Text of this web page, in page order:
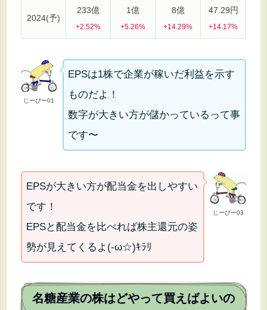
2024(予)
233億
+2.52%
1億
+5.26%
8億
+14.29%
47.29円
+14.17%
じーぴー01
EPSは1株で企業が稼いだ利益を示す
ものだよ！
数字が大きい方が儲かっているって事
です〜
じーぴー03
EPSが大きい方が配当金を出しやすい
です！
EPSと配当金を比べれば株主還元の姿
勢が見えてくるよ(-ω☆)ｷﾗﾘ
名糖産業の株はどやって買えばよいの